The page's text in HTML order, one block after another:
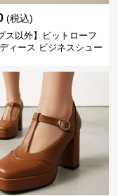
(税込)
ス以外】ビットローフ
ィース ビジネスシュー
れない スーツ